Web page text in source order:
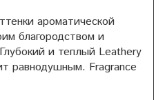
ароматической
благородством и
и теплый Leathery
равнодушным. Fragrance